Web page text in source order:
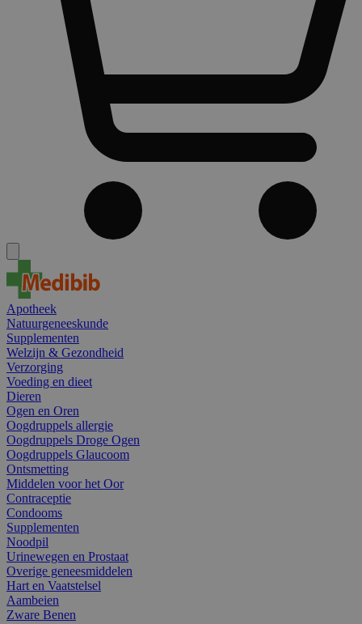
Apotheek
Natuurgeneeskunde
Supplementen
Welzijn & Gezondheid
Verzorging
Voeding en dieet
Dieren
Ogen en Oren
Oogdruppels allergie
Oogdruppels Droge Ogen
Oogdruppels Glaucoom
Ontsmetting
Middelen voor het Oor
Contraceptie
Condooms
Supplementen
Noodpil
Urinewegen en Prostaat
Overige geneesmiddelen
Hart en Vaatstelsel
Aambeien
Zware Benen